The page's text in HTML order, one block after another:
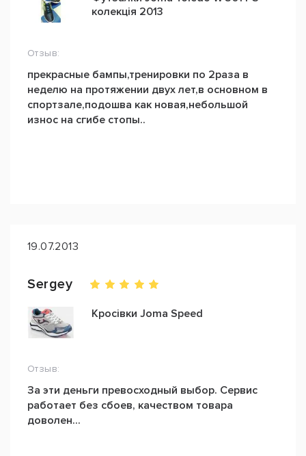
колекція 2013
Отзыв:
прекрасные бампы,тренировки по 2раза в
неделю на протяжении двух лет,в основном в
спортзале,подошва как новая,небольшой
износ на сгибе стопы..
19.07.2013
Sergey
Кросівки Joma Speed
Отзыв:
За эти деньги превосходный выбор. Сервис
работает без сбоев, качеством товара
доволен...